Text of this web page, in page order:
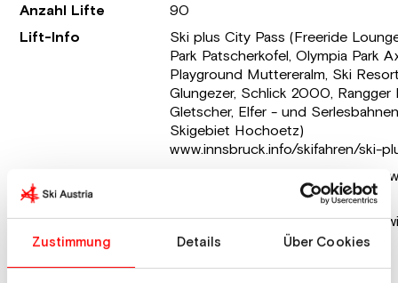
Zustimmung Details Über Cookies
Anzahl Lifte
90
Lift-Info
Ski plus City Pass (Freeride
Park Patscherkofel, Olympia Park
Playground Muttereralm, Ski
Glungezer, Schlick 2000, Rangger
Gletscher, Elfer - und
Skigebiet Hochoetz)
www.innsbruck.info/skifahren/ski-
Langlaufen, Rodeln,
Snowboard, Hallenbad
Sportprogramm-
Info
https://www.innsbruck.info/sport/